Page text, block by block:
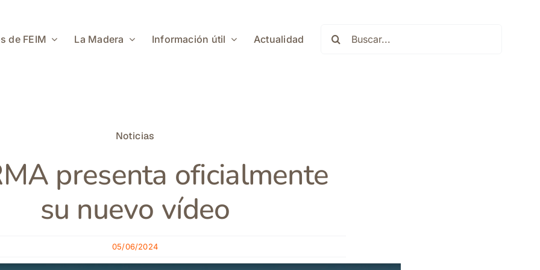
de FEIM La Madera Información útil Actualidad
Noticias
presenta oficialmente
su nuevo vídeo
05/06/2024